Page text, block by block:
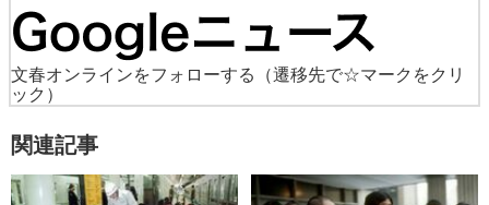
文春オンラインをフォローする
（遷移先で☆マークをクリ
ック）
関連記事